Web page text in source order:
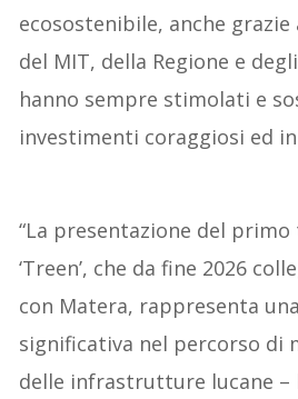
ecosostenibile, anche
del MIT, della Regione e
hanno sempre stimolati e
investimenti coraggiosi ed
“La presentazione del
‘Treen’, che da fine 2026
con Matera, rappresenta
significativa nel percorso di
delle infrastrutture lucane –